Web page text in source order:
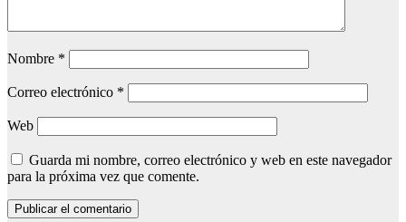
Nombre *
Correo electrónico *
Web
Guarda mi nombre, correo electrónico y web en este navegador
para la próxima vez que comente.